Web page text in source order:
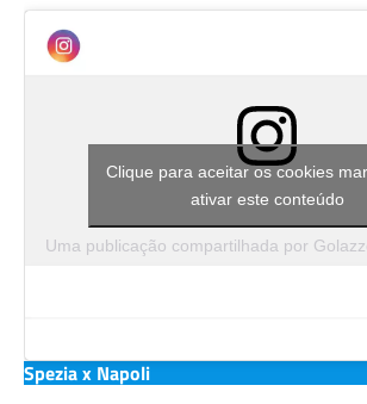
Uma publicação compartilhada por
Clique para aceitar os cookies
ativar este conteúdo
Spezia x Napoli